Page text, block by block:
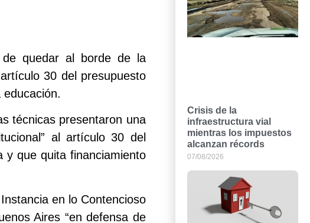
quedar al borde de la
30 del presupuesto
técnicas presentaron una
al artículo 30 del
y que quita financiamiento
en lo Contencioso
Aires “en defensa de
Crisis de la
infraestructura vial
mientras los impuestos
alcanzan récords
07/08/2026